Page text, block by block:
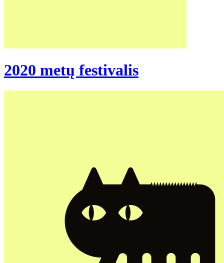
2020 metų festivalis